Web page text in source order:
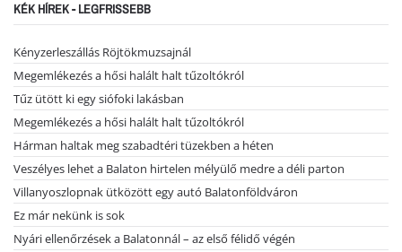
KÉK HÍREK - LEGFRISSEBB
Kényzerleszállás Röjtökmuzsajnál
Megemlékezés a hősi halált halt tűzoltókról
Tűz ütött ki egy siófoki lakásban
Megemlékezés a hősi halált halt tűzoltókról
Hárman haltak meg szabadtéri tüzekben a héten
Veszélyes lehet a Balaton hirtelen mélyülő medre a déli parton
Villanyoszlopnak ütközött egy autó Balatonföldváron
Ez már nekünk is sok
Nyári ellenőrzések a Balatonnál – az első félidő végén